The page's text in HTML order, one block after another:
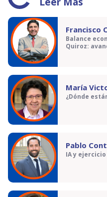
Francisco
Balance
Quiroz:
María
¿Dónde
Pablo
IA y